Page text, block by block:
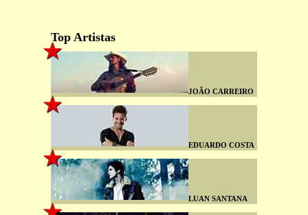
Top Artistas
JOÃO CARREIRO
EDUARDO COSTA
LUAN SANTANA